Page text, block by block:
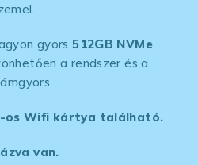
gyors 512GB NVMe
a rendszer és a
os Wifi kártya található.
van.